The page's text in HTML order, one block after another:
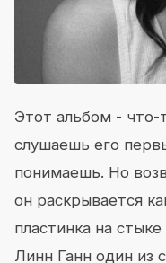
Этот альбом - что-
слушаешь его
понимаешь. Но
он раскрывается
пластинка на
Линн Ганн один из